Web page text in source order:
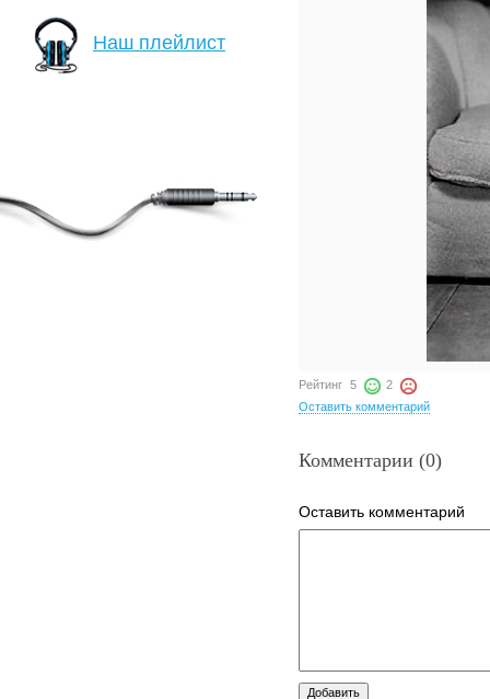
Наш плейлист
Рейтинг 5
2
Оставить комментарий
Комментарии (0)
Оставить комментарий